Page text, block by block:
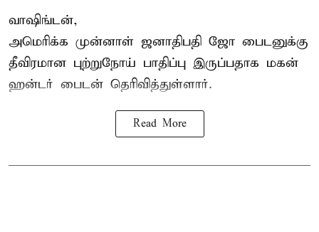
வாஷிங்டன்,
அமெரிக்க முன்னாள் ஜனாதிபதி ஜோ பைடனுக்கு
தீவிரமான புற்றுநோய் பாதிப்பு இருப்பதாக மகன்
ஹன்டர் பைடன் தெரிவித்துள்ளார்.
Read More